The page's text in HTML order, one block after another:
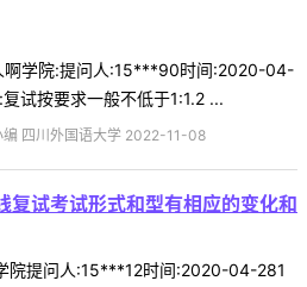
啊学院:提问人:15***90时间:2020-04-
试按要求一般不低于1:1.2 ...
编 四川外国语大学 2022-11-08
复试考试形式和型有相应的变化和
院提问人:15***12时间:2020-04-281